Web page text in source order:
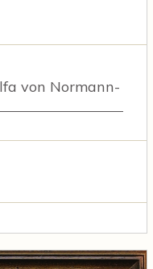
von Normann-